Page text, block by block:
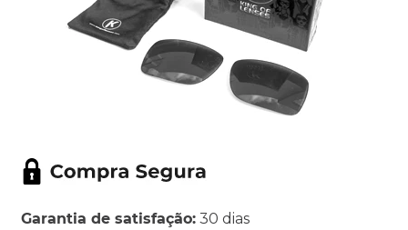
Garantia de satisfação: 30 dias